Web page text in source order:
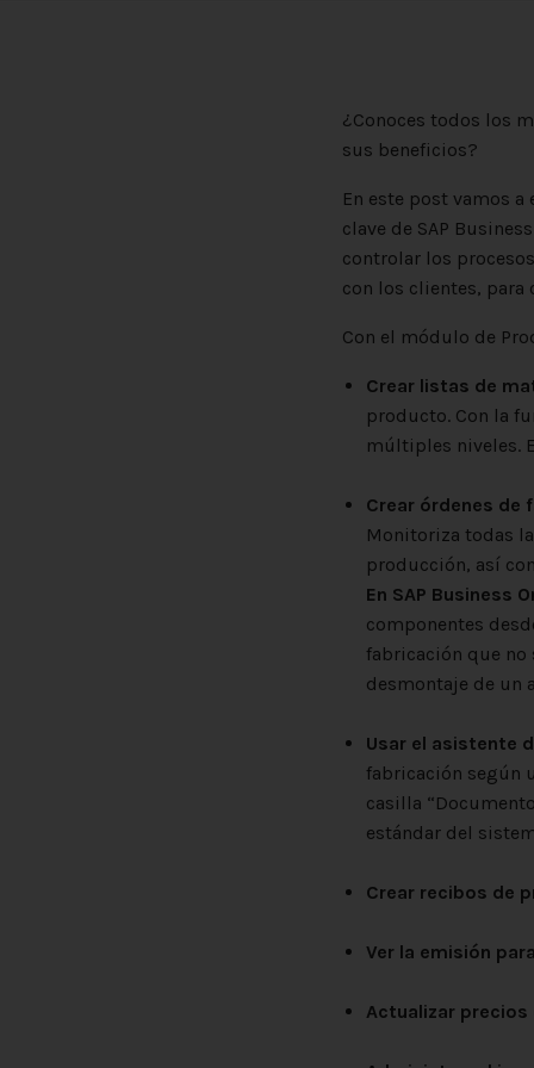
¿Conoces todos los
sus beneficios?
En este post vamos
clave de SAP
controlar los
con los clientes, para
Con el módulo de
Crear listas de
producto. Con la
múltiples
Crear órdenes de
Monitoriza todas
producción, así
En SAP Business
componentes
fabricación que no
desmontaje
Usar el asistente
fabricación según
casilla
Crear recibos de
Ver la emisión
Actualizar